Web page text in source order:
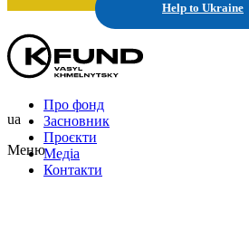
Help to Ukraine
Про фонд
Засновник
Проєкти
Медіа
Контакти
ua
Меню